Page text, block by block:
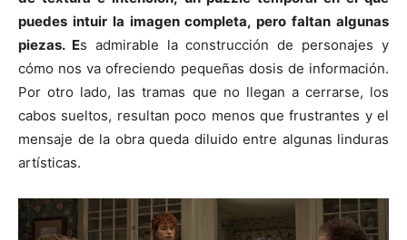
puedes intuir la imagen completa, pero faltan algunas
piezas. Es admirable la construcción de personajes y
cómo nos va ofreciendo pequeñas dosis de información.
Por otro lado, las tramas que no llegan a cerrarse, los
cabos sueltos, resultan poco menos que frustrantes y el
mensaje de la obra queda diluido entre algunas linduras
artísticas.